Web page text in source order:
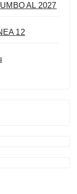
AL 2027
12